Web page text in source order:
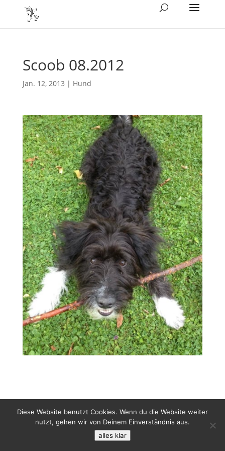
Scoob 08.2012
Jan. 12, 2013 | Hund
Diese Website benutzt Cookies. Wenn du die Website weiter
nutzt, gehen wir von Deinem Einverständnis aus.
alles klar